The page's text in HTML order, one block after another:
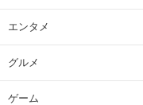
エンタメ
グルメ
ゲーム